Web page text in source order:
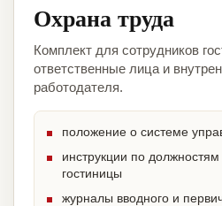
Охрана труда
Комплект для сотрудников
ответственные лица и
работодателя.
положение о системе
инструкции по
гостиницы
журналы вводного и